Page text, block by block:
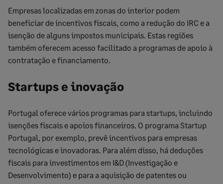
Empresas localizadas em zonas do interior podem
beneficiar de incentivos fiscais, como a redução do IRC e a
isenção de alguns impostos municipais. Estas regiões
também oferecem acesso facilitado a programas de apoio à
contratação e financiamento.
Startups e inovação
Portugal oferece vários programas para startups, incluindo
isenções fiscais e apoios financeiros. O programa Startup
Portugal, por exemplo, prevê incentivos para empresas
tecnológicas e inovadoras. Para além disso, há deduções
fiscais para investimentos em I&D (Investigação e
Desenvolvimento) e para a aquisição de patentes ou